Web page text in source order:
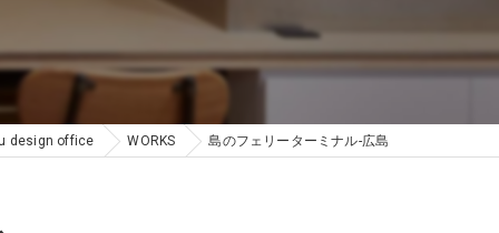
design office WORKS 島のフェリーターミナル-広島